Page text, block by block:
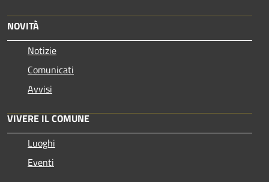
NOVITÀ
Notizie
Comunicati
Avvisi
VIVERE IL COMUNE
Luoghi
Eventi